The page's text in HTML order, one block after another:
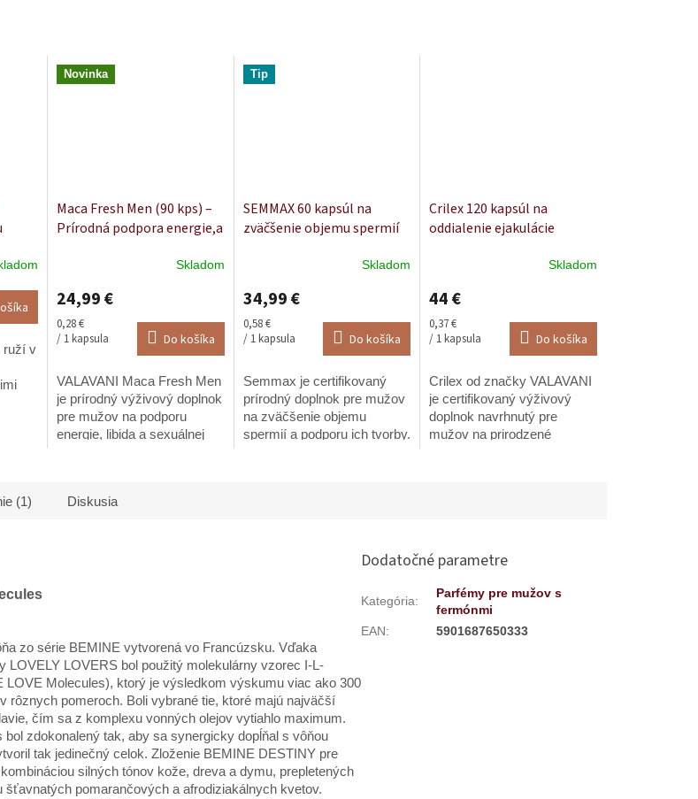
ruží v
Novinka
Maca Fresh Men (90 kps) –
Prírodná podpora energie,a
produktu
je
4,9
hviezdičiek.
Skladom
24,99 €
Jednotková
cena:
0,28 €
/ 1 kapsula
Do košíka
VALAVANI Maca Fresh Men
je prírodný výživový doplnok
pre mužov na podporu
energie, libida a sexuálnej
(Lepidium meyenii),...
Tip
SEMMAX 60 kapsúl na
zväčšenie objemu spermií
produktu
je
4,7
hviezdičiek.
Skladom
34,99 €
Jednotková
cena:
0,58 €
/ 1 kapsula
Do košíka
Semmax je certifikovaný
prírodný doplnok pre mužov
na zväčšenie objemu
spermií a podporu ich tvorby.
Crilex 120 kapsúl na
oddialenie ejakulácie
produktu
je
5,0
hviezdičiek.
Skladom
44 €
Jednotková
cena:
0,37 €
/ 1 kapsula
Do košíka
Crilex od značky VALAVANI
je certifikovaný výživový
doplnok navrhnutý pre
mužov na prirodzené
(1) Diskusia
zo série BEMINE vytvorená vo Francúzsku. Vďaka
LOVELY LOVERS bol použitý molekulárny vzorec I-L-
LOVE Molecules), ktorý je výsledkom výskumu viac ako 300
rôznych pomeroch. Boli vybrané tie, ktoré majú najväčší
čím sa z komplexu vonných olejov vytiahlo maximum.
bol zdokonalený tak, aby sa synergicky dopĺňal s vôňou
tak jedinečný celok. Zloženie BEMINE DESTINY pre
silných tónov kože, dreva a dymu, prepletených
šťavnatých pomarančových a afrodiziakálnych kvetov.
Dodatočné parametre
Kategória:
Parfémy pre mužov s
fermónmi
EAN: 5901687650333